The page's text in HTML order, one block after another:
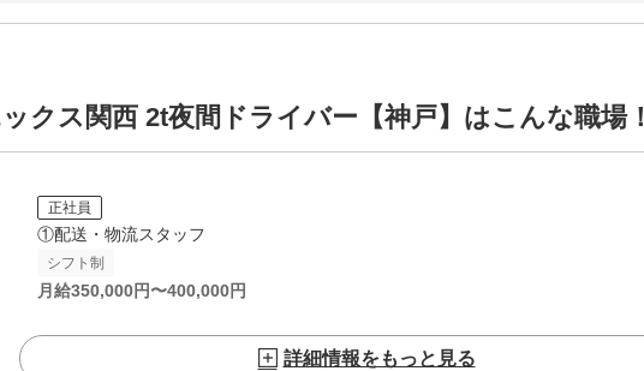
クス関西 2t夜間ドライバー【神戸】はこんな職場！
正社員
①配送・物流スタッフ
シフト制
月給350,000円〜400,000円
詳細情報をもっと見る